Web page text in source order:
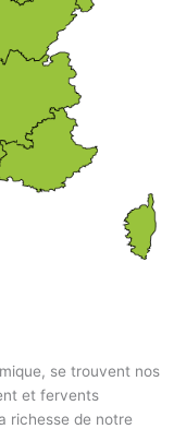
se trouvent nos
et fervents
richesse de notre